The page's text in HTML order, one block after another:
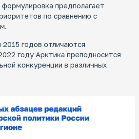
предполагает
по сравнению с
годов отличаются
году Арктика преподносится
конкуренции в различных